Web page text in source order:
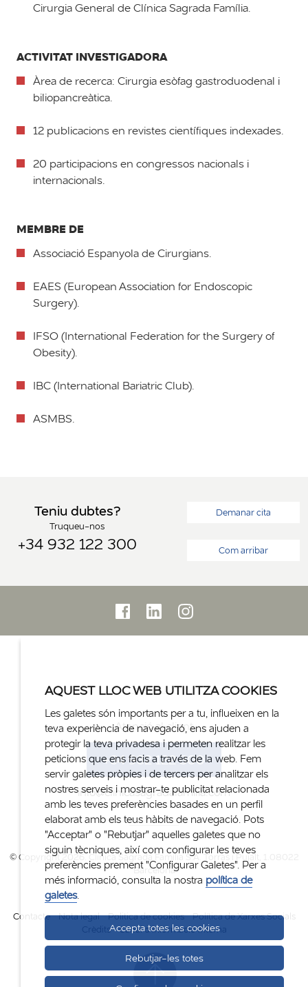
Cirurgia General de Clínica Sagrada Família.
ACTIVITAT INVESTIGADORA
Àrea de recerca: Cirurgia esòfag gastroduodenal i
biliopancreàtica.
12 publicacions en revistes científiques indexades.
20 participacions en congressos nacionals i
internacionals.
MEMBRE DE
Associació Espanyola de Cirurgians.
EAES (European Association for Endoscopic
Surgery).
IFSO (International Federation for the Surgery of
Obesity).
IBC (International Bariatric Club).
ASMBS.
Teniu dubtes?
Truqueu-nos
+34 932 122 300
Demanar cita
Com arribar
Atenció al client
+34 932 122 300
info@clinicasagradafamilia.com
© Copyright 2026. Clinica Sagrada Família S.A. Torras i Pujalt, 1.08022
Barcelona
Contacte Nota legal Politica de cookies
Política de Xarxes Socials
Crèdits
Canal d'informació interna
AQUEST LLOC WEB UTILITZA COOKIES
Les galetes són importants per a tu, influeixen en la
teva experiència de navegació, ens ajuden a
protegir la teva privadesa i permeten realitzar les
peticions que ens facis a través de la web. Fem
servir galetes pròpies i de tercers per analitzar els
nostres serveis i mostrar-te publicitat relacionada
amb les teves preferències basades en un perfil
elaborat amb els teus hàbits de navegació. Pots
"Acceptar" o "Rebutjar" aquelles galetes que no
siguin tècniques, així com configurar les teves
preferències prement "Configurar Galetes". Per a
més informació, consulta la nostra política de
galetes.
Accepta totes les cookies
Rebutjar-les totes